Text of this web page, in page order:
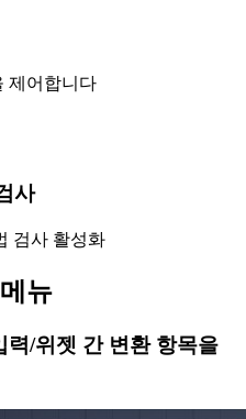
제어합니다
사
검사 활성화
뉴
력/위젯 간 변환 항목을